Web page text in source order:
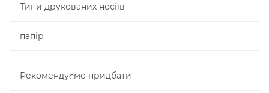
Типи друкованих носіїв
папір
Рекомендуємо придбати